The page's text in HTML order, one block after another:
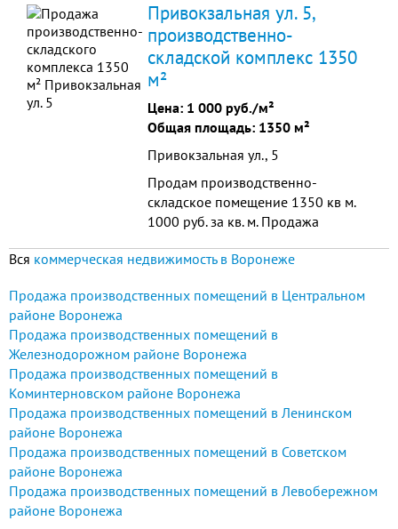
централизованы; вентиляция
естественная. В шаговой
доступности остановка
общественного транспорта,
комплекс.
Привокзальная ул. 5,
производственно-
складской комплекс 1350
м²
Цена: 1 000 руб./м²
Общая площадь: 1350 м²
Привокзальная ул., 5
Продам производственно-
складское помещение 1350 кв м.
1000 руб. за кв. м. Продажа
для ремонта грузовых
м. 90...
Вся коммерческая недвижимость в Воронеже
Продажа производственных помещений в Центральном
районе Воронежа
Продажа производственных помещений в
Железнодорожном районе Воронежа
Продажа производственных помещений в
Коминтерновском районе Воронежа
Продажа производственных помещений в Ленинском
районе Воронежа
Продажа производственных помещений в Советском
районе Воронежа
Продажа производственных помещений в Левобережном
районе Воронежа